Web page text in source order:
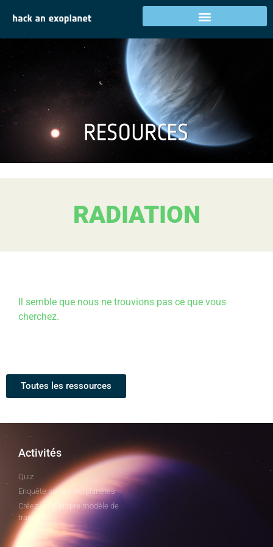
RADIATION
Il semble que nous ne trouvions pas ce que vous
cherchez.
Toutes les ressources
Activités
Quiz
Enquête sur les exoplanètes
Créez votre propre modèle de
transit